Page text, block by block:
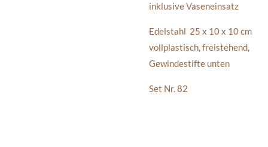
inklusive Vaseneinsatz
Edelstahl 25 x 10 x 10 cm
vollplastisch, freistehend,
Gewindestifte unten
Set Nr. 82